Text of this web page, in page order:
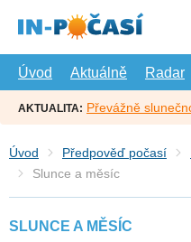
hlavní
Úvod
Aktuálně Radar
AKTUALITA: Převážně
Úvod Předpověď počasí
Slunce a měsíc
SLUNCE A MĚSÍC